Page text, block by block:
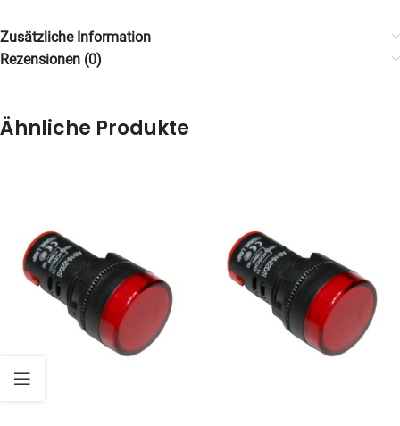
Zusätzliche Information
Rezensionen (0)
Ähnliche Produkte